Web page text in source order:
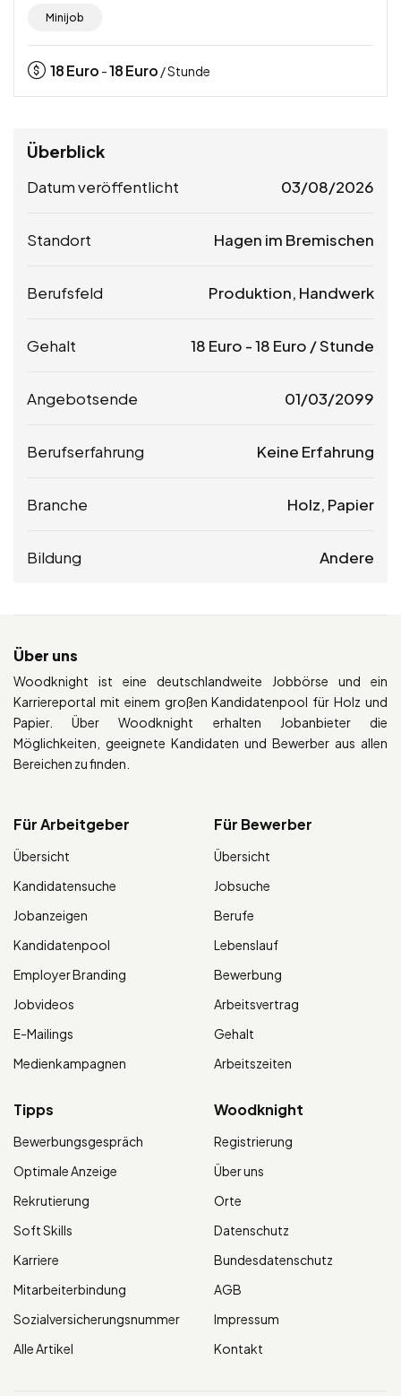
Minijob
18Euro -18Euro / Stunde
Überblick
Datum veröffentlicht 03/08/2026
Standort Hagen im Bremischen
Berufsfeld Produktion, Handwerk
Gehalt 18 Euro -18 Euro / Stunde
Angebotsende 01/03/2099
Berufserfahrung Keine Erfahrung
Branche Holz, Papier
Bildung Andere
Über uns
Woodknight ist eine deutschlandweite Jobbörse und ein
Karriereportal mit einem großen Kandidatenpool für Holz und
Papier. Über Woodknight erhalten Jobanbieter die
Möglichkeiten, geeignete Kandidaten und Bewerber aus allen
Bereichen zu finden.
Für Arbeitgeber
Übersicht
Kandidatensuche
Jobanzeigen
Kandidatenpool
Employer Branding
Jobvideos
E-Mailings
Medienkampagnen
Für Bewerber
Übersicht
Jobsuche
Berufe
Lebenslauf
Bewerbung
Arbeitsvertrag
Gehalt
Arbeitszeiten
Tipps
Bewerbungsgespräch
Optimale Anzeige
Rekrutierung
Soft Skills
Karriere
Mitarbeiterbindung
Sozialversicherungsnummer
Alle Artikel
Woodknight
Registrierung
Über uns
Orte
Datenschutz
Bundesdatenschutz
AGB
Impressum
Kontakt